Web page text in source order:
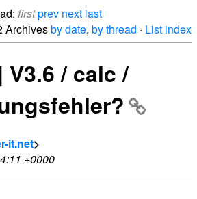
firstprev next last
Archivesby date, by thread · List index
/ calc /
it.net>
+0000